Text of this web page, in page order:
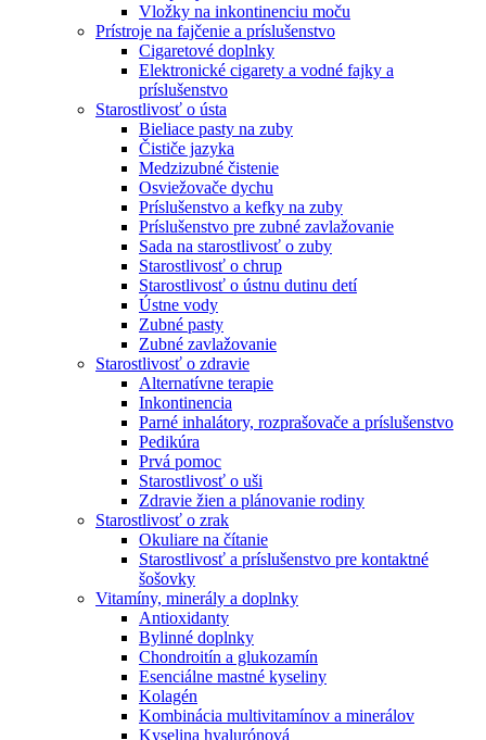
Vložky na inkontinenciu moču
Prístroje na fajčenie a príslušenstvo
Cigaretové doplnky
Elektronické cigarety a vodné fajky a
príslušenstvo
Starostlivosť o ústa
Bieliace pasty na zuby
Čističe jazyka
Medzizubné čistenie
Osviežovače dychu
Príslušenstvo a kefky na zuby
Príslušenstvo pre zubné zavlažovanie
Sada na starostlivosť o zuby
Starostlivosť o chrup
Starostlivosť o ústnu dutinu detí
Ústne vody
Zubné pasty
Zubné zavlažovanie
Starostlivosť o zdravie
Alternatívne terapie
Inkontinencia
Parné inhalátory, rozprašovače a príslušenstvo
Pedikúra
Prvá pomoc
Starostlivosť o uši
Zdravie žien a plánovanie rodiny
Starostlivosť o zrak
Okuliare na čítanie
Starostlivosť a príslušenstvo pre kontaktné
šošovky
Vitamíny, minerály a doplnky
Antioxidanty
Bylinné doplnky
Chondroitín a glukozamín
Esenciálne mastné kyseliny
Kolagén
Kombinácia multivitamínov a minerálov
Kyselina hyalurónová